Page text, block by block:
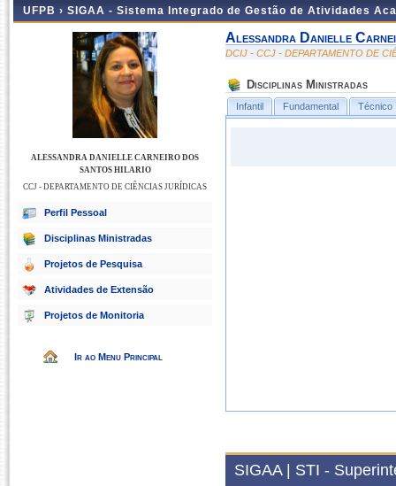
UFPB › SIGAA - Sistema Integrado de Gestão de Atividades
ALESSANDRA DANIELLE CARNEIRO DOS
SANTOS HILARIO
CCJ - DEPARTAMENTO DE CIÊNCIAS JURÍDICAS
Perfil Pessoal
Disciplinas Ministradas
Projetos de Pesquisa
Atividades de Extensão
Projetos de Monitoria
Ir ao Menu Principal
Alessandra Danielle
DCIJ - CCJ - DEPARTAMENTO DE
Disciplinas Ministradas
Infantil Fundamental Técnico
SIGAA | STI -